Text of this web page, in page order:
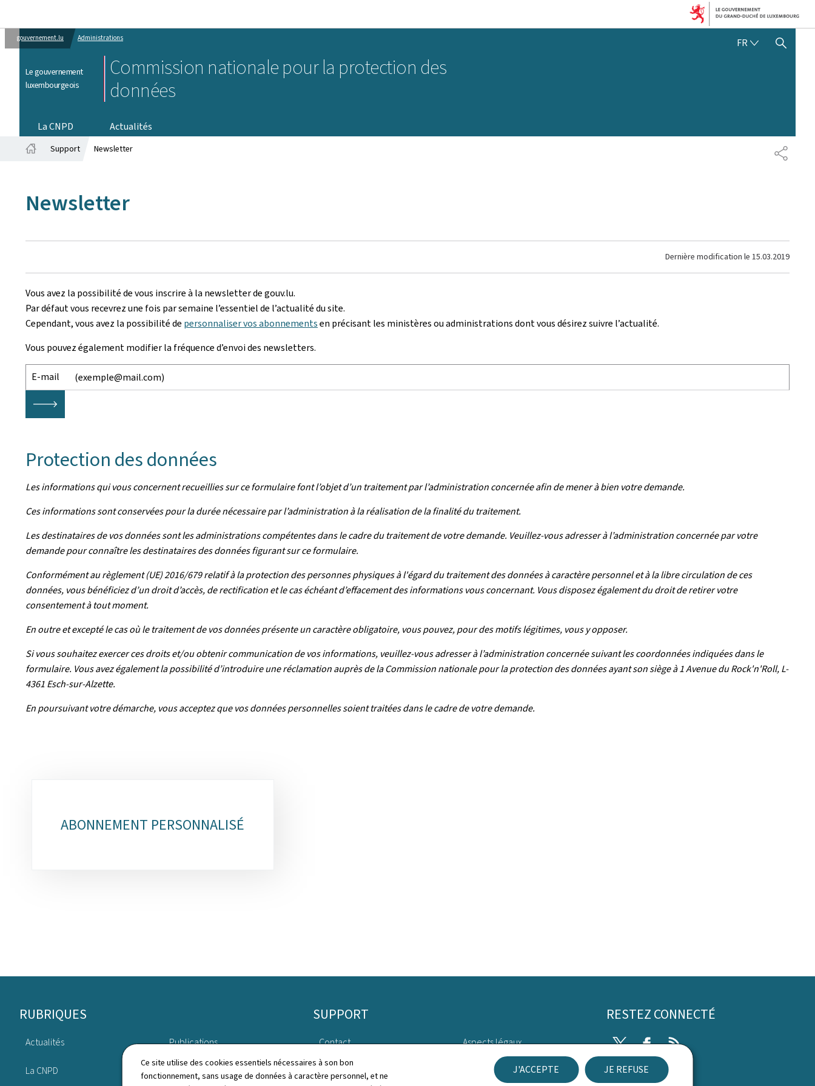
Ce site utilise des cookies essentiels nécessaires à son bon
fonctionnement, sans usage de données à caractère personnel, et ne
J'ACCEPTE JE REFUSE
gouvernement.lu Administrations
Le gouvernement
luxembourgeois
Commission nationale pour la protection des
données
FRFRANÇAIS
AFFICHER / MASQUER
La CNPD
Actualités
Support Newsletter
Newsletter
Dernière modification le 15.03.2019
Vous avez la possibilité de vous inscrire à la newsletter de gouv.lu.
Par défaut vous recevrez une fois par semaine l’essentiel de l’actualité du site.
Cependant, vous avez la possibilité de personnaliser vos abonnementsen précisant les ministères ou administrations dont vous désirez suivre l’actualité.
Vous pouvez également modifier la fréquence d’envoi des newsletters.
E-mail
🡒
Protection des données
Les informations qui vous concernent recueillies sur ce formulaire font l’objet d’un traitement par l’administration concernée afin de mener à bien votre demande.
Ces informations sont conservées pour la durée nécessaire par l’administration à la réalisation de la finalité du traitement.
Les destinataires de vos données sont les administrations compétentes dans le cadre du traitement de votre demande. Veuillez-vous adresser à l’administration concernée par votre
demande pour connaître les destinataires des données figurant sur ce formulaire.
Conformément au règlement (UE) 2016/679 relatif à la protection des personnes physiques à l'égard du traitement des données à caractère personnel et à la libre circulation de ces
données, vous bénéficiez d’un droit d’accès, de rectification et le cas échéant d’effacement des informations vous concernant. Vous disposez également du droit de retirer votre
consentement à tout moment.
En outre et excepté le cas où le traitement de vos données présente un caractère obligatoire, vous pouvez, pour des motifs légitimes, vous y opposer.
Si vous souhaitez exercer ces droits et/ou obtenir communication de vos informations, veuillez-vous adresser à l’administration concernée suivant les coordonnées indiquées dans le
formulaire. Vous avez également la possibilité d’introduire une réclamation auprès de la Commission nationale pour la protection des données ayant son siège à 1 Avenue du Rock'n'Roll, L-
4361 Esch-sur-Alzette.
En poursuivant votre démarche, vous acceptez que vos données personnelles soient traitées dans le cadre de votre demande.
rubriquesABONNEMENT PERSONNALISÉ
Pied
de
RUBRIQUES
Actualités
La CNPD
Publications
Annuaire
SUPPORT
Contact
Plan du site
Aspects légaux
Déclaration d'accessibilité
RESTEZ CONNECTÉ
TwitterFacebook
RSS